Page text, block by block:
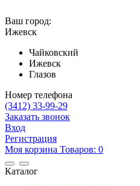
Ваш город:
Ижевск
Чайковский
Ижевск
Глазов
Номер телефона
(3412) 33-99-29
Заказать звонок
Вход
Регистрация
Mоя корзина Товаров: 0
Каталог